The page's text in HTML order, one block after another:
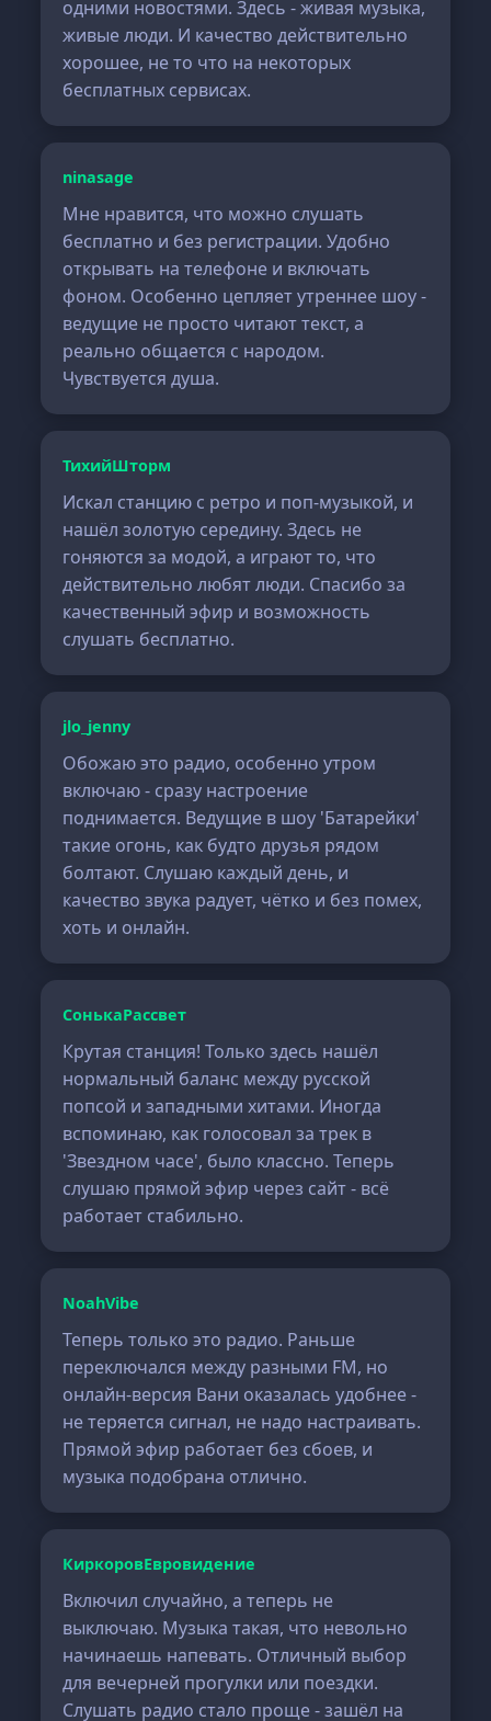
одними новостями. Здесь - живая музыка,
живые люди. И качество действительно
хорошее, не то что на некоторых
бесплатных сервисах.
ninasage
Мне нравится, что можно слушать
бесплатно и без регистрации. Удобно
открывать на телефоне и включать
фоном. Особенно цепляет утреннее шоу -
ведущие не просто читают текст, а
реально общается с народом.
Чувствуется душа.
ТихийШторм
Искал станцию с ретро и поп-музыкой, и
нашёл золотую середину. Здесь не
гоняются за модой, а играют то, что
действительно любят люди. Спасибо за
качественный эфир и возможность
слушать бесплатно.
jlo_jenny
Обожаю это радио, особенно утром
включаю - сразу настроение
поднимается. Ведущие в шоу 'Батарейки'
такие огонь, как будто друзья рядом
болтают. Слушаю каждый день, и
качество звука радует, чётко и без помех,
хоть и онлайн.
СонькаРассвет
Крутая станция! Только здесь нашёл
нормальный баланс между русской
попсой и западными хитами. Иногда
вспоминаю, как голосовал за трек в
'Звездном часе', было классно. Теперь
слушаю прямой эфир через сайт - всё
работает стабильно.
NoahVibe
Теперь только это радио. Раньше
переключался между разными FM, но
онлайн-версия Вани оказалась удобнее -
не теряется сигнал, не надо настраивать.
Прямой эфир работает без сбоев, и
музыка подобрана отлично.
КиркоровЕвровидение
Включил случайно, а теперь не
выключаю. Музыка такая, что невольно
начинаешь напевать. Отличный выбор
для вечерней прогулки или поездки.
Слушать радио стало проще - зашёл на